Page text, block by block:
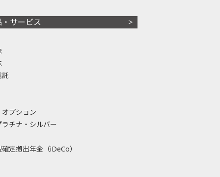
・サービス
託
プション
ラチナ・シルバー
定拠出年金（iDeCo）